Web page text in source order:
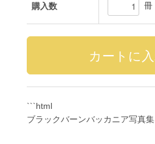
購入数 冊
```html
ブラックバーンバッカニア写真集